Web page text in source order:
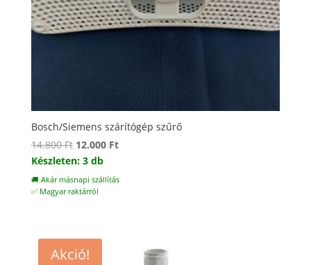
Bosch/Siemens szárítógép szűrő
14.800Ft Original
price
was:
14.800 Ft.
12.000 FtCurrent
is:
Készleten: 3 db
🚚 Akár másnapi szállítás
✅ Magyar raktárról
Akció!